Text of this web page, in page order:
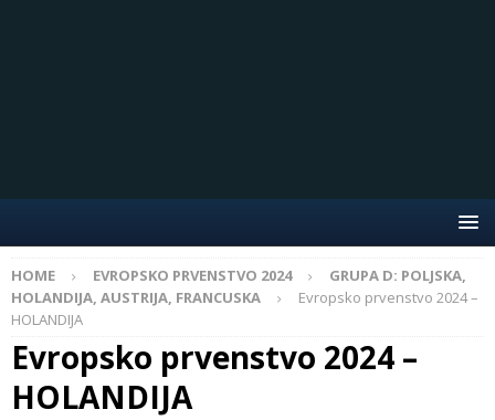
HOME EVROPSKO PRVENSTVO 2024
GRUPA D: POLJSKA,
HOLANDIJA, AUSTRIJA, FRANCUSKA
Evropsko prvenstvo 2024 –
HOLANDIJA
Evropsko prvenstvo 2024 –
HOLANDIJA